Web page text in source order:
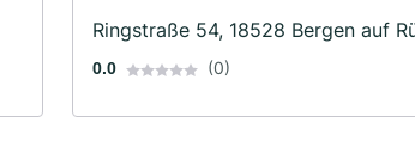
Ringstraße 54, 18528 Bergen auf
0.0 (0)